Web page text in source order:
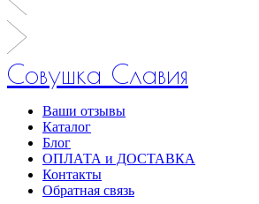
Совушка Славия
Ваши отзывы
Каталог
Блог
ОПЛАТА и ДОСТАВКА
Контакты
Обратная связь